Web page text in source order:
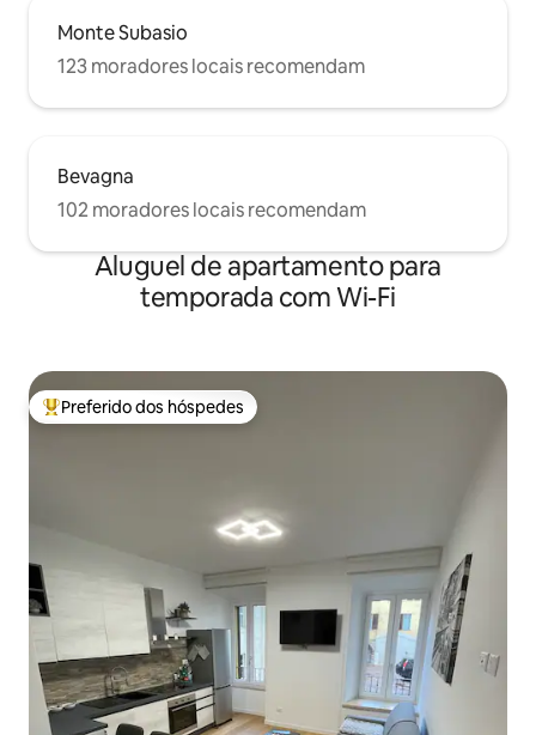
Monte Subasio
123 moradores locais recomendam
Bevagna
102 moradores locais recomendam
Aluguel de apartamento para
temporada com Wi-Fi
Entre os melhores preferidos dos hóspedes
Preferido dos hóspedes